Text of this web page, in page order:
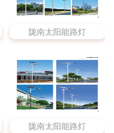
陇南太阳能路灯
陇南太阳能路灯